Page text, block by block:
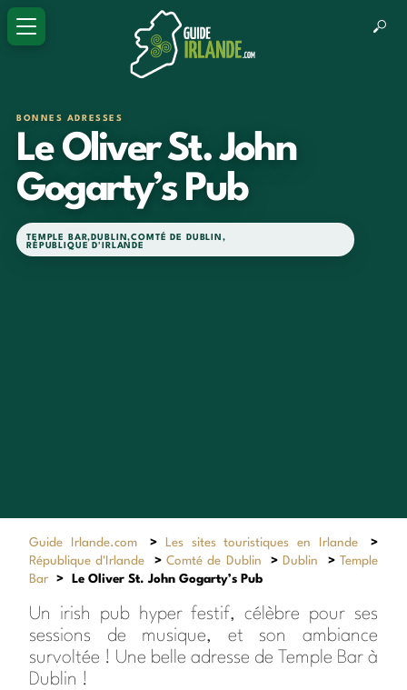
BONNES ADRESSES
Le Oliver St. John
Gogarty’s Pub
TEMPLE BAR, DUBLIN,COMTÉ DE DUBLIN ,
RÉPUBLIQUE D'IRLANDE
Guide Irlande.com > Les sites touristiques en Irlande
>
République d'Irlande
>Comté de Dublin > Dublin >Temple
Bar
> Le Oliver St. John Gogarty’s Pub
Un irish pub hyper festif, célèbre pour ses
sessions de musique, et son ambiance
survoltée ! Une belle adresse de Temple Bar à
Dublin !